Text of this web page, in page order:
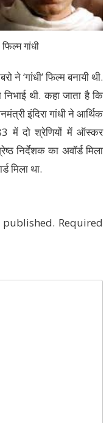
गांधी
ने ‘गांधी’ फिल्म बनायी थी.
निभाई थी. कहा जाता है कि
इंदिरा गांधी ने आर्थिक
में दो श्रेणियों में ऑस्कर
निर्देशक का अवॉर्ड मिला
मिला था.
Required